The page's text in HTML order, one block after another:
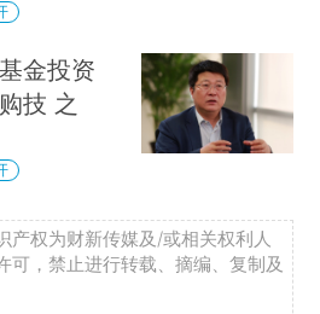
金投资
技 之
产权为财新传媒及/或相关权利人
可，禁止进行转载、摘编、复制及